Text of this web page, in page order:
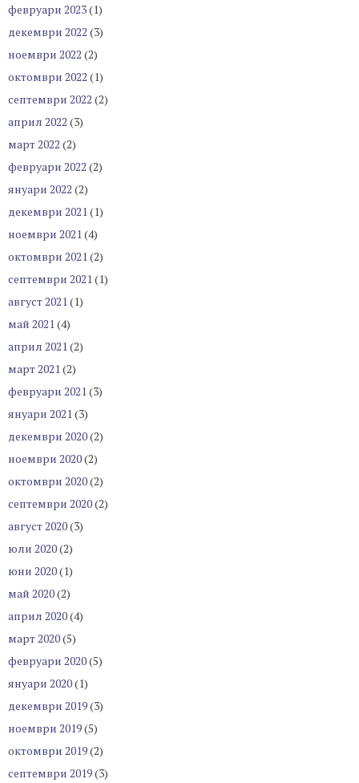
февруари 2023(1)
декември 2022 (3)
ноември 2022 (2)
октомври 2022 (1)
септември 2022 (2)
април 2022 (3)
март 2022 (2)
февруари 2022 (2)
януари 2022 (2)
декември 2021 (1)
ноември 2021 (4)
октомври 2021 (2)
септември 2021 (1)
август 2021 (1)
май 2021 (4)
април 2021 (2)
март 2021 (2)
февруари 2021 (3)
януари 2021 (3)
декември 2020(2)
ноември 2020(2)
октомври 2020(2)
септември 2020(2)
август 2020(3)
юли 2020(2)
юни 2020(1)
май 2020(2)
април 2020(4)
март 2020(5)
февруари 2020(5)
януари 2020(1)
декември 2019(3)
ноември 2019(5)
октомври 2019(2)
септември 2019(3)